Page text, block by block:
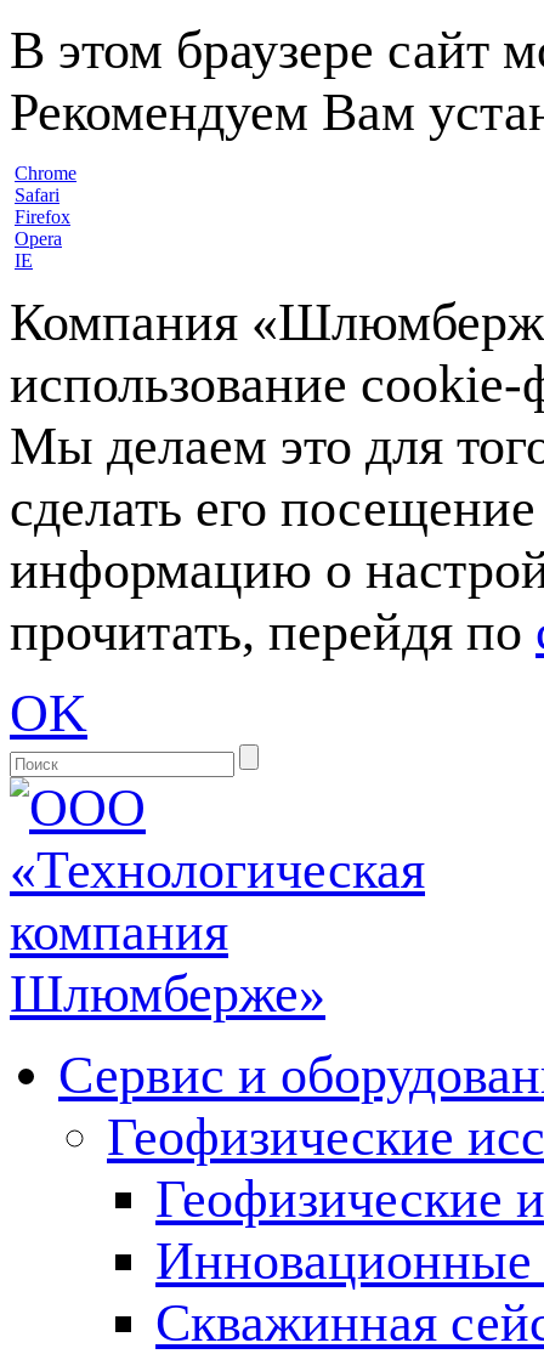
В этом браузере сайт
Рекомендуем Вам
Chrome
Safari
Firefox
Opera
IE
Компания
использование
Мы делаем это для
сделать его
информацию о
прочитать, перейдя по
OK
Сервис и
Геофизические
Геофизические
Инновационные
Скважинная